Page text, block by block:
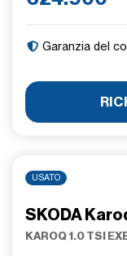
Garanzia del
USATO
SKODA
KAROQ 1.0 TSI